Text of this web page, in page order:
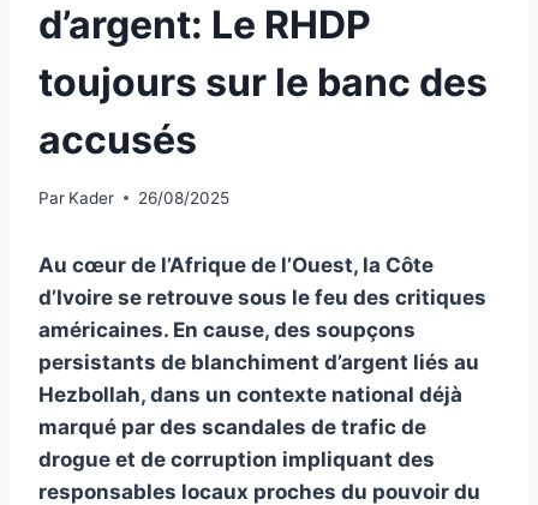
d’argent: Le RHDP
toujours sur le banc des
accusés
Par Kader 26/08/2025
Au cœur de l’Afrique de l’Ouest, la Côte
d’Ivoire se retrouve sous le feu des critiques
américaines. En cause, des soupçons
persistants de blanchiment d’argent liés au
Hezbollah, dans un contexte national déjà
marqué par des scandales de trafic de
drogue et de corruption impliquant des
responsables locaux proches du pouvoir du